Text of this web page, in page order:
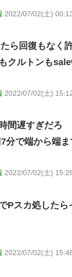
2022/07/02(土)
ら回復もなく
クルトンも
2022/07/02(土)
間遅すぎだろ
分で端から端
2022/07/02(土)
Pスカ処したら
2022/07/02(土)